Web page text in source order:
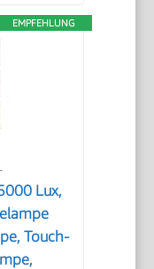
EMPFEHLUNG
Lux,
Touch-